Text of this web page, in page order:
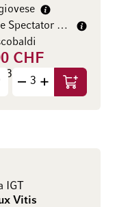
Wine Spectator 97/100
CHF
CHF / l)
Ajouter
IGT
Vitis